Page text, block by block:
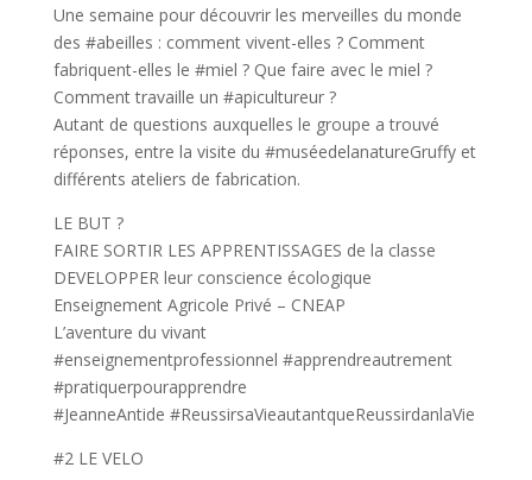
Une semaine pour découvrir les merveilles du monde
des #abeilles : comment vivent-elles ? Comment
fabriquent-elles le #miel ? Que faire avec le miel ?
Comment travaille un #apicultureur ?
Autant de questions auxquelles le groupe a trouvé
réponses, entre la visite du #muséedelanatureGruffy et
différents ateliers de fabrication.
LE BUT ?
FAIRE SORTIR LES APPRENTISSAGES de la classe
DEVELOPPER leur conscience écologique
Enseignement Agricole Privé – CNEAP
L’aventure du vivant
#enseignementprofessionnel #apprendreautrement
#pratiquerpourapprendre
#JeanneAntide #ReussirsaVieautantqueReussirdanlaVie
#2 LE VELO